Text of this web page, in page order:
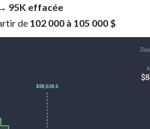
95K effacée
de 102 000 à 105 000 $